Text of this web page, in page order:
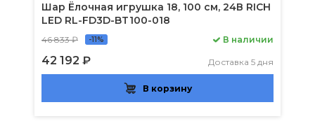
Шар Ёлочная игрушка 18, 100 см, 24В RICH
LED RL-FD3D-BT100-018
46 833 ₽ -11%
42 192 ₽
В наличии
Доставка 5 дня
В корзину